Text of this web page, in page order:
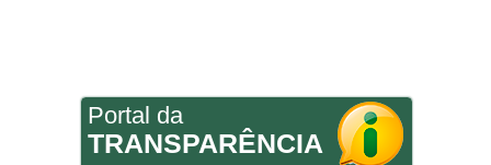
Portal da
TRANSPARÊNCIA